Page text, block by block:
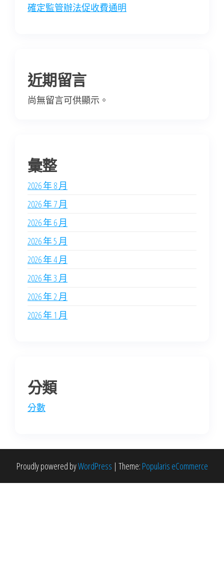
確定監管辦法促收費通明
近期留言
尚無留言可供顯示。
彙整
2026 年 8 月
2026 年 7 月
2026 年 6 月
2026 年 5 月
2026 年 4 月
2026 年 3 月
2026 年 2 月
2026 年 1 月
分類
分數
Proudly powered byWordPress | Theme: Popularis eCommerce